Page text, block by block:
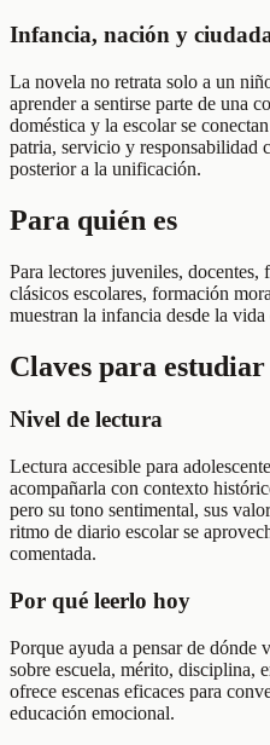
Infancia, nación y
La novela no retrata solo a un
aprender a sentirse parte de una
doméstica y la escolar se
patria, servicio y responsabilidad
posterior a la unificación.
Para quién es
Para lectores juveniles, docentes,
clásicos escolares, formación
muestran la infancia desde la
Claves para
Nivel de lectura
Lectura accesible para
acompañarla con contexto
pero su tono sentimental, sus
ritmo de diario escolar se
comentada.
Por qué leerlo hoy
Porque ayuda a pensar de dónde
sobre escuela, mérito, disciplina,
ofrece escenas eficaces para
educación emocional.